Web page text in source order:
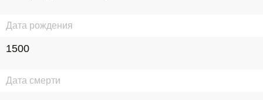
Дата рождения
1500
Дата смерти